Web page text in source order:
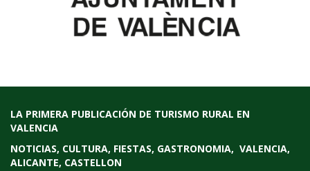
LA PRIMERA PUBLICACIÓN DE TURISMO RURAL EN
VALENCIA
NOTICIAS, CULTURA, FIESTAS, GASTRONOMIA, VALENCIA,
ALICANTE, CASTELLON